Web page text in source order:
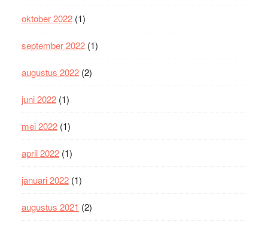
oktober 2022(1)
september 2022(1)
augustus 2022(2)
juni 2022(1)
mei 2022(1)
april 2022(1)
januari 2022(1)
augustus 2021 (2)